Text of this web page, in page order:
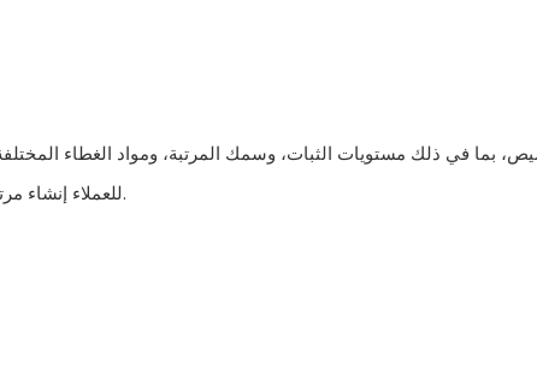
للعملاء إنشاء مرتبة تناسب احتياجاتهم وجمالياتهم المحددة.